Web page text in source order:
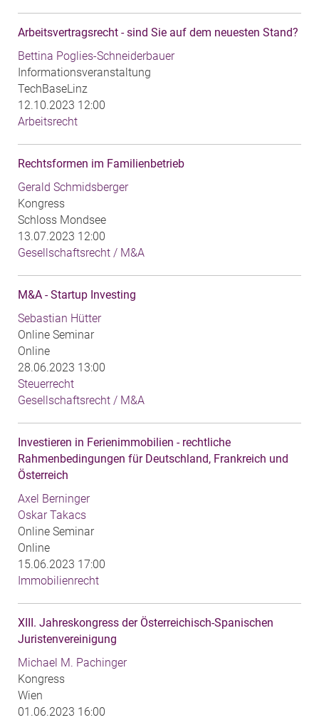
Arbeitsvertragsrecht - sind Sie auf dem neuesten Stand?
Bettina Poglies-Schneiderbauer
Informationsveranstaltung
TechBaseLinz
12.10.2023 12:00
Arbeitsrecht
Rechtsformen im Familienbetrieb
Gerald Schmidsberger
Kongress
Schloss Mondsee
13.07.2023 12:00
Gesellschaftsrecht / M&A
M&A - Startup Investing
Sebastian Hütter
Online Seminar
Online
28.06.2023 13:00
Steuerrecht
Gesellschaftsrecht / M&A
Investieren in Ferienimmobilien - rechtliche
Rahmenbedingungen für Deutschland, Frankreich und
Österreich
Axel Berninger
Oskar Takacs
Online Seminar
Online
15.06.2023 17:00
Immobilienrecht
XIII. Jahreskongress der Österreichisch-Spanischen
Juristenvereinigung
Michael M. Pachinger
Kongress
Wien
01.06.2023 16:00